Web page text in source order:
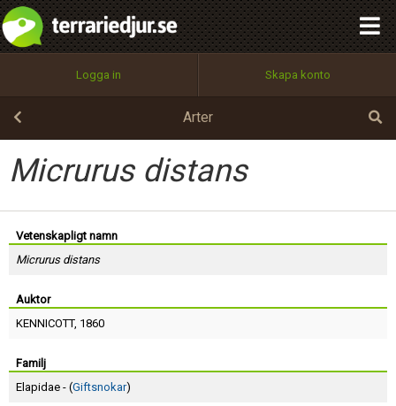
Logga in Skapa konto
Arter
Micrurus distans
Vetenskapligt namn
Micrurus distans
Auktor
KENNICOTT, 1860
Familj
Elapidae - (Giftsnokar)
Utför
100%
OK
integritetspolicy
Namn:
Epost:
Lösenord:
Terms of Service
Begär nytt lösenord
Tillbaka till förstasidan